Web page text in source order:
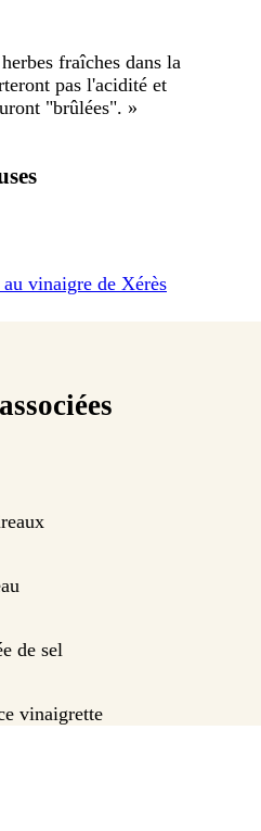
fraîches dans la
pas l'acidité et
"brûlées". »
vinaigre de Xérès
de sel
vinaigrette